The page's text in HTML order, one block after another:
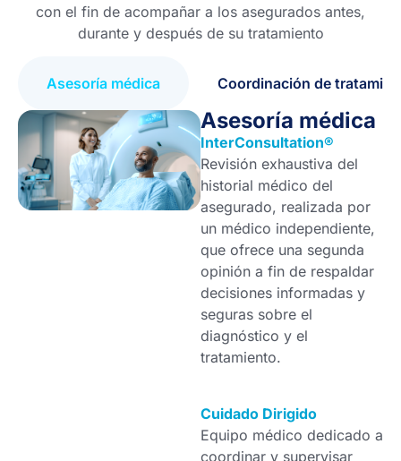
con el fin de acompañar a los asegurados antes,
durante y después de su tratamiento
Asesoría médica Coordinación de
Asesoría médica
InterConsultation®
Revisión exhaustiva del
historial médico del
asegurado, realizada por
un médico independiente,
que ofrece una segunda
opinión a fin de respaldar
decisiones informadas y
seguras sobre el
diagnóstico y el
tratamiento.
Cuidado Dirigido
Equipo médico dedicado a
coordinar y supervisar